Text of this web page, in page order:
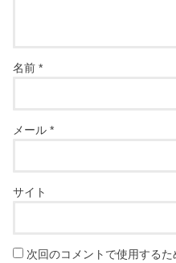
名前*
メール*
サイト
次回のコメントで使用する